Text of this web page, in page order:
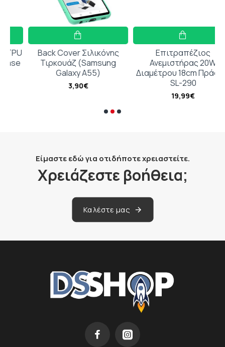
Back Cover Σιλικόνης
Τιρκουάζ (Samsung
Galaxy A55)
3,90€
Επιτραπέζιος
Ανεμιστήρας 20W
Διαμέτρου 18cm Πράσινο
SL-290
19,99€
Είμαστε εδώ για οτιδήποτε χρειαστείτε.
Χρειάζεστε βοήθεια;
Καλέστε μας